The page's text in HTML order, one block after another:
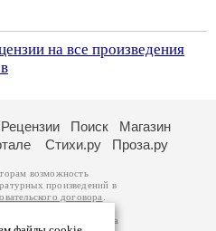
на все произведения
Рецензии Поиск
Магазин
Стихи.ру Проза.ру
возможность
произведений в
договора
принадлежат авторам
произведений возможна